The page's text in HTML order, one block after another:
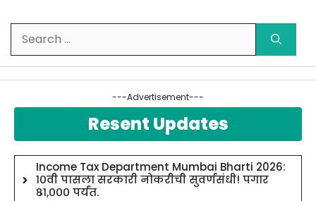
for:
---Advertisement---
Resent Updates
Income Tax Department Mumbai Bharti 2026:
१०वी पासला सरकारी नोकरीची सुवर्णसंधी! पगार
८१,००० पर्यंत.